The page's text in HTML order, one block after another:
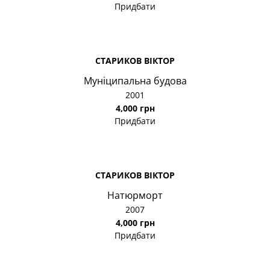
Придбати
СТАРИКОВ ВІКТОР
Муніципальна будова
2001
4,000 грн
Придбати
СТАРИКОВ ВІКТОР
Натюрморт
2007
4,000 грн
Придбати